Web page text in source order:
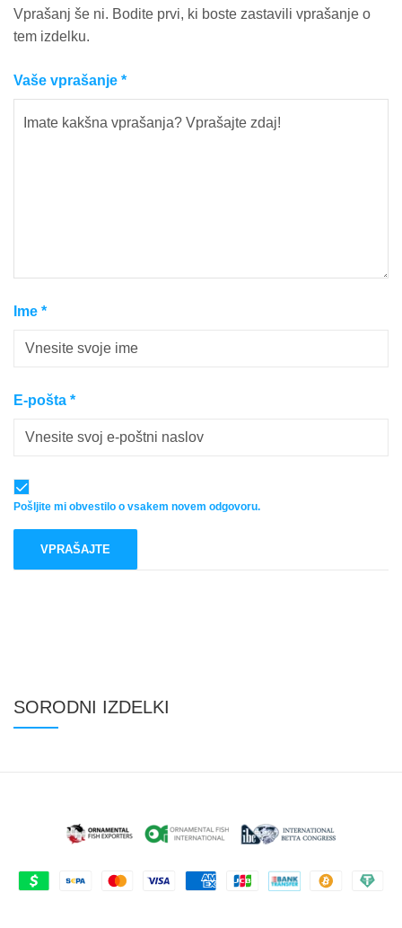
Vprašanj še ni. Bodite prvi, ki boste zastavili vprašanje o
tem izdelku.
Vaše vprašanje *
Ime *
E-pošta *
Pošljite mi obvestilo o vsakem novem odgovoru.
SORODNI IZDELKI